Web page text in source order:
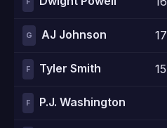
F
G AJ Johnson 17
F Tyler Smith 15
F P.J. Washington